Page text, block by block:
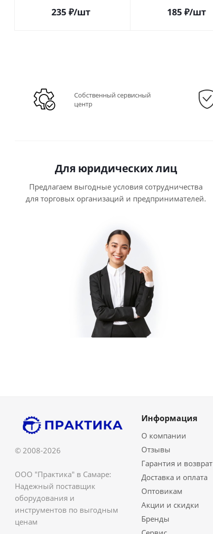
235 ₽/шт 185 ₽/шт
Собственный сервисный
центр
Для юридических лиц
Предлагаем выгодные условия сотрудничества
для торговых организаций и предпринимателей.
© 2008-2026
ООО "Практика" в Самаре:
Надежный поставщик
оборудования и
инструментов по выгодным
ценам
Информация
О компании
Отзывы
Гарантия и возврат
Доставка и оплата
Оптовикам
Акции и скидки
Бренды